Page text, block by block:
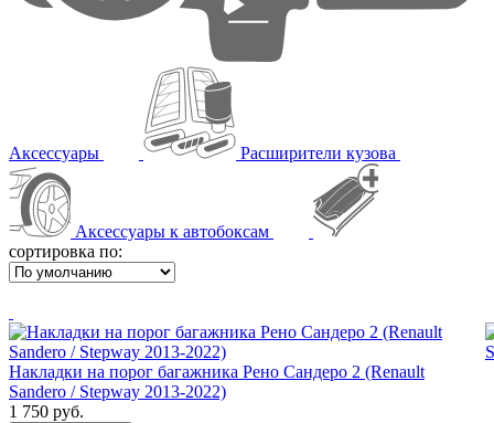
Аксессуары Расширители кузова
Аксессуары к автобоксам
сортировка по:
Накладки на порог багажника Рено Сандеро 2 (Renault
Sandero / Stepway 2013-2022)
1 750 руб.